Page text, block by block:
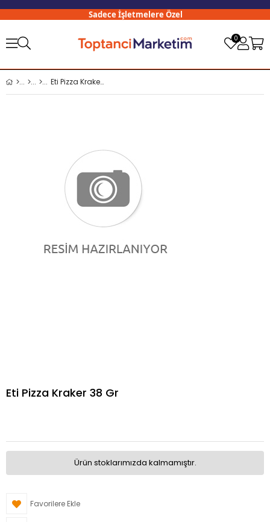
Sadece İşletmelere Özel
0
Eti Pizza Kraker 38 Gr
Eti Pizza Kraker 38 Gr
Ürün stoklarımızda kalmamıştır.
Favorilere Ekle